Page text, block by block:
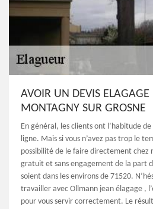
AVOIR UN DEVIS
MONTAGNY SUR GROSNE
En général, les clients ont l’habitude
ligne. Mais si vous n’avez pas trop le
possibilité de le faire directement chez
gratuit et sans engagement de la part
soient dans les environs de 71520.
travailler avec Ollmann jean élagage ,
pour vous servir correctement. Le